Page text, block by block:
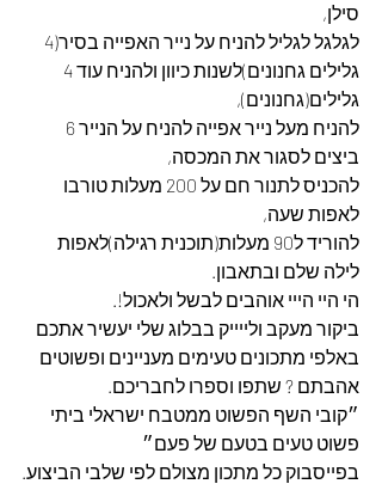
סילן,
גלילים(גחנונים),
ביצים לסגור את המכסה,
להכניס לתנור חם על 200 מעלות טורבו
לאפות שעה,
להוריד ל90 מעלות(תוכנית רגילה)לאפות
לילה שלם ובתאבון.
הי היי הייי אוהבים לבשל ולאכול!.
ביקור מעקב ולייייק בבלוג שלי יעשיר אתכם
באלפי מתכונים טעימים מעניינים ופשוטים
אהבתם ? שתפו וספרו לחבריכם.
״קובי השף הפשוט ממטבח ישראלי ביתי
פשוט טעים בטעם של פעם״
בפייסבוק כל מתכון מצולם לפי שלבי הביצוע.